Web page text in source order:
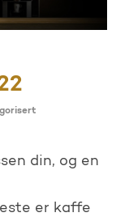
din, og en
er kaffe